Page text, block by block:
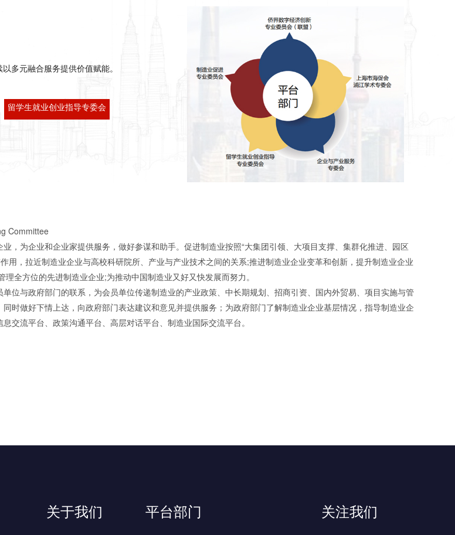
多元融合服务提供价值赋能。
留学生就业创业指导专委会
Committee
，为企业和企业家提供服务，做好参谋和助手。促进制造业按照“大集团引领、大项目支撑、集群化推进、园区
用，拉近制造业企业与高校科研院所、产业与产业技术之间的关系;推进制造业企业变革和创新，提升制造业企业
全方位的先进制造业企业;为推动中国制造业又好又快发展而努力。
位与政府部门的联系，为会员单位传递制造业的产业政策、中长期规划、招商引资、国内外贸易、项目实施与管
时做好下情上达，向政府部门表达建议和意见并提供服务；为政府部门了解制造业企业基层情况，指导制造业企
交流平台、政策沟通平台、高层对话平台、制造业国际交流平台。
关于我们 平台部门 关注我们